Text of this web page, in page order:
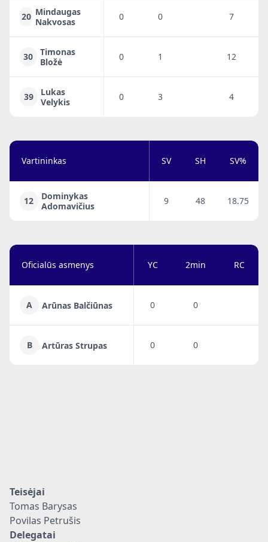
20 Mindaugas
Nakvosas
0 0 7
30
Timonas
Bložė
0 1 12
39
Lukas
Velykis
0 3 4
Vartininkas SV SH SV%
12
Dominykas
Adomavičius
9 48 18.75
Oficialūs asmenys YC 2min RC
A Arūnas Balčiūnas 0 0
B Artūras Strupas 0 0
Teisėjai
Tomas Barysas
Povilas Petrušis
Delegatai